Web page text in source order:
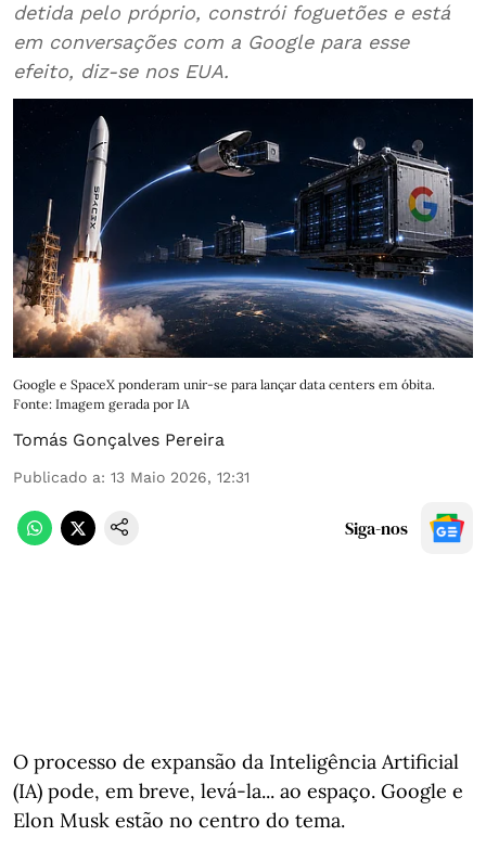
detida pelo próprio, constrói foguetões e está
em conversações com a Google para esse
efeito, diz-se nos EUA.
Google e SpaceX ponderam unir-se para lançar data centers em óbita.
Fonte: Imagem gerada por IA
Tomás Gonçalves Pereira
Publicado a: 13 Maio 2026, 12:31
Siga-nos
O processo de expansão da Inteligência Artificial
(IA) pode, em breve, levá-la... ao espaço. Google e
Elon Musk estão no centro do tema.